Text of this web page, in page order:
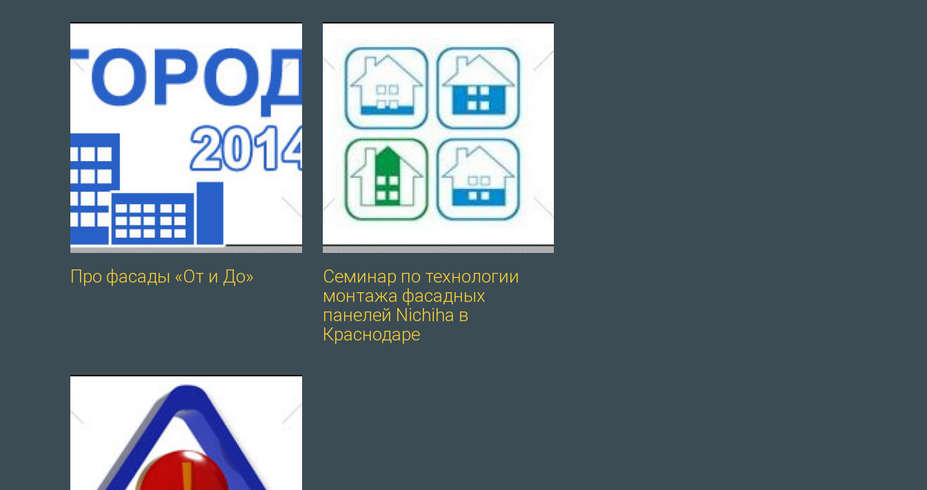
Про фасады «От и До»
Cеминар по технологии
монтажа фасадных
панелей Nichiha в
Краснодаре